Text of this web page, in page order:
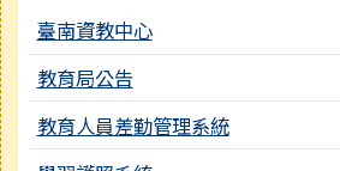
臺南資教中心
教育局公告
教育人員差勤管理系統